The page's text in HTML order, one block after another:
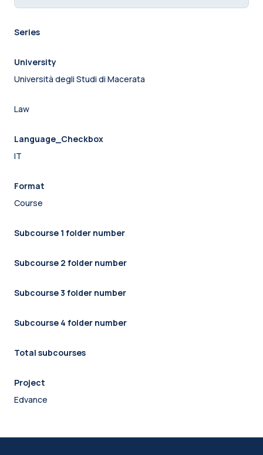
Series
University
Università degli Studi di Macerata
Law
Language_Checkbox
IT
Format
Course
Subcourse 1 folder number
Subcourse 2 folder number
Subcourse 3 folder number
Subcourse 4 folder number
Total subcourses
Project
Edvance